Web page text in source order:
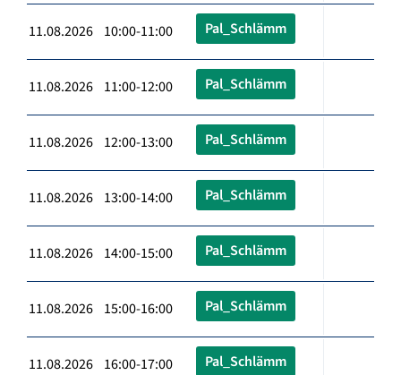
11.08.2026 10:00-11:00 Pal_Schlämm
11.08.2026 11:00-12:00 Pal_Schlämm
11.08.2026 12:00-13:00 Pal_Schlämm
11.08.2026 13:00-14:00 Pal_Schlämm
11.08.2026 14:00-15:00 Pal_Schlämm
11.08.2026 15:00-16:00 Pal_Schlämm
11.08.2026 16:00-17:00 Pal_Schlämm